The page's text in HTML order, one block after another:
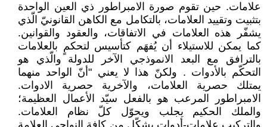
علامات. حين تقوم صورة الامبراطور ذي ‏العين الواحدة
بتثبيت وتقييد العلامات، بالتكامل ‏مع الكاهن القانونيّ الّذي
يشفّر هذه العلامات في ‏الاتفاقات، والعقود والقوانين.
كما يمكن ‏للاستيلاء أن يُفهَم كتأسيس لتحكمٍ بالعلامات
‏بالترافق مع البعد الانموذجي الآخر للدولة والّذي ‏هو
التحكّم بالأدوات ‏. ولكنّ هذا لا يعني "أنّ ‏الواحد منهما
يمتلك حصرية العلامات، والآخرية ‏حصرية الادوات.
الامبراطور المرعب هو بالفعل ‏سيّد الأعمال العظيمة؛
والملك الحكيم يجلب ويحوّل ‏كلّ نظام العلامات.